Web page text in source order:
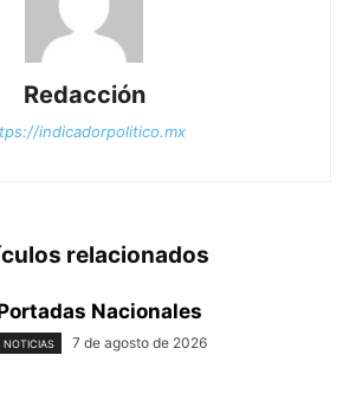
Redacción
indicadorpolitico.mx
relacionados
Nacionales
NOTICIAS 7 de agosto de 2026